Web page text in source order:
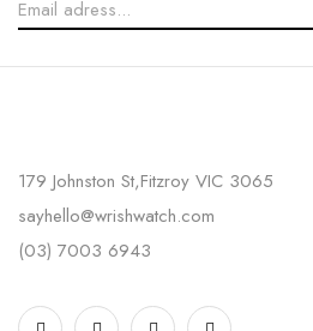
179 Johnston St,Fitzroy VIC 3065
sayhello@wrishwatch.com
(03) 7003 6943